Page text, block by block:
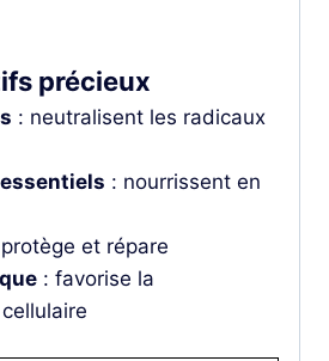
précieux
: neutralisent les radicaux
: nourrissent en
et répare
: favorise la